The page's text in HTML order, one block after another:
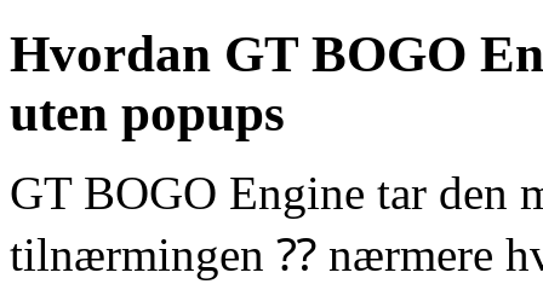
Hvordan GT BOGO
uten popups
GT BOGO Engine tar den
tilnærmingen ⁇ nærmere